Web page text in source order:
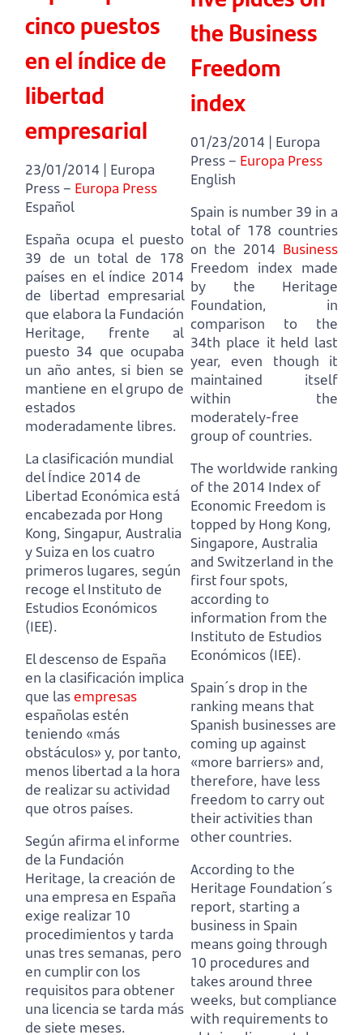
cinco puestos
en el índice de
libertad
empresarial
23/01/2014 | Europa
Press – Europa Press
Español
España ocupa el puesto
39 de un total de 178
países en el índice 2014
de libertad empresarial
que elabora la Fundación
Heritage, frente al
puesto 34 que ocupaba
un año antes, si bien se
mantiene en el grupo de
estados
moderadamente libres.
La clasificación mundial
del Índice 2014 de
Libertad Económica está
encabezada por Hong
Kong, Singapur, Australia
y Suiza en los cuatro
primeros lugares, según
recoge el Instituto de
Estudios Económicos
(IEE).
El descenso de España
en la clasificación implica
que lasempresas
españolas estén
teniendo «más
obstáculos» y, por tanto,
menos libertad a la hora
de realizar su actividad
que otros países.
Según afirma el informe
de la Fundación
Heritage, la creación de
una empresa en España
exige realizar 10
procedimientos y tarda
unas tres semanas, pero
en cumplir con los
requisitos para obtener
una licencia se tarda más
de siete meses.
the Business
Freedom
index
01/23/2014 | Europa
Press – Europa Press
English
Spain is number 39 in a
total of 178 countries
on the 2014 Business
Freedom index made
by the Heritage
Foundation, in
comparison to the
34th place it held last
year,
even though it
maintained itself
within the
moderately-free
group of countries.
The worldwide ranking
of the 2014 Index of
Economic Freedom is
topped by Hong Kong,
Singapore, Australia
and Switzerland in the
first four spots,
according to
information from the
Instituto de Estudios
Económicos (IEE).
Spain´s drop in the
ranking means that
Spanish businesses are
coming up against
«more barriers» and,
therefore, have less
freedom to carry out
their activities than
other countries.
According to the
Heritage Foundation´s
report, starting a
business in Spain
means going through
10 procedures and
takes around three
weeks, but compliance
with requirements to